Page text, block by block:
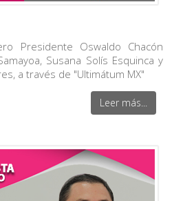
Presidente Oswaldo Chacón
Susana Solís Esquinca y
a través de "Ultimátum MX"
Leer más...